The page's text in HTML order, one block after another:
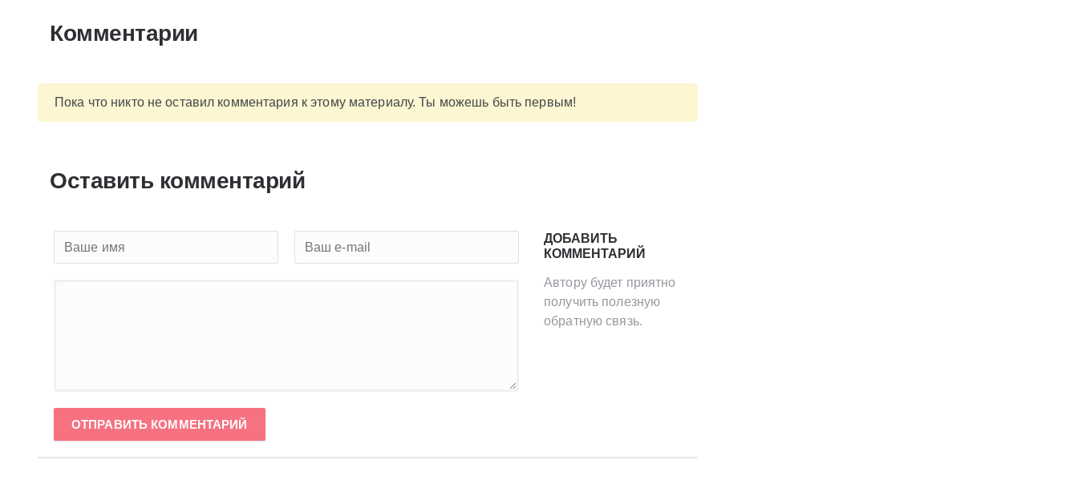
Комментарии
Пока что никто не оставил комментария к этому материалу. Ты можешь быть первым!
Оставить комментарий
ДОБАВИТЬ
КОММЕНТАРИЙ
Автору будет приятно
получить полезную
обратную связь.
ОТПРАВИТЬ КОММЕНТАРИЙ